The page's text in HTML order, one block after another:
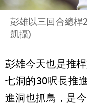
彭雄以三回合總桿
凱攝)
彭雄今天也是推
七洞的30呎長推
進洞也抓鳥，是